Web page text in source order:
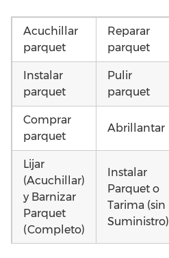
Acuchillar
parquet
Reparar
parquet
Instalar
parquet
Pulir
parquet
Comprar
parquet
Abrillantar
Lijar
(Acuchillar)
y Barnizar
Parquet
(Completo)
Instalar
Parquet o
Tarima (sin
Suministro)